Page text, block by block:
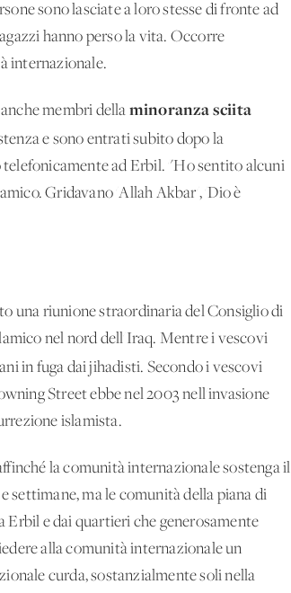
sono lasciate a loro stesse di fronte ad
hanno perso la vita. Occorre
internazionale.
membri della minoranza sciita
e sono entrati subito dopo la
telefonicamente ad Erbil. "Ho sentito alcuni
Gridavano 'Allah Akbar', 'Dio è
una riunione straordinaria del Consiglio di
nel nord dell'Iraq. Mentre i vescovi
in fuga dai jihadisti. Secondo i vescovi
Street ebbe nel 2003 nell'invasione
islamista.
la comunità internazionale sostenga il
settimane, ma le comunità della piana di
e dai quartieri che generosamente
alla comunità internazionale un
curda, sostanzialmente soli nella